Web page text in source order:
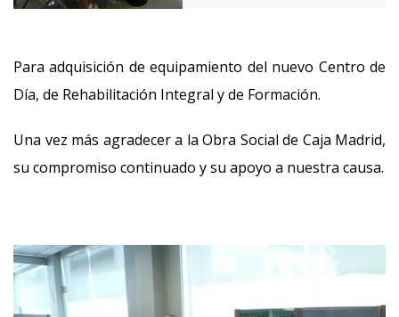
Para adquisición de equipamiento del nuevo Centro de
Día, de Rehabilitación Integral y de Formación.
Una vez más agradecer a la Obra Social de Caja Madrid,
su compromiso continuado y su apoyo a nuestra causa.